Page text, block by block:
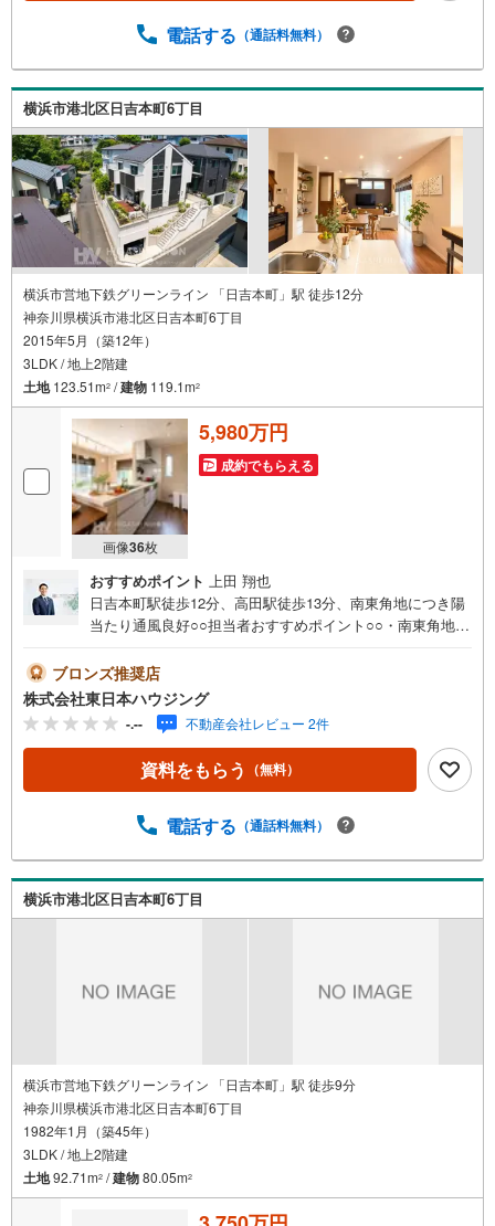
時をご記入ください！【主要不動産流通各社の2025年度中
す】※住宅新報よりたくさんのお客様からのお言葉に感謝し
てこれからも楽しく素敵なお家探しをお約束します。お家
探しを始めてみようと思われたらまずは、お気軽に東宝ハ
ウス町田に相談してみませんか？スタッフ一同お客様のお
問合せをお待ちしております。
電話する （通話料無料）
横浜市港北区日吉本町6丁目
横浜市営地下鉄グリーンライン 「日吉本町」駅 徒歩12分
神奈川県横浜市港北区日吉本町6丁目
2015年5月（築12年）
3LDK / 地上2階建
土地123.51m2 /建物 119.1m2
画像36枚
5,980万円
成約でもらえる
おすすめポイント 上田 翔也
日吉本町駅徒歩12分、高田駅徒歩13分、南東角地につき陽
当たり通風良好○○担当者おすすめポイント○○・南東角地に
い。・「日吉本町」駅徒歩12分、「高田」駅徒歩13分の2
駅利用可能で、通勤・通学にも便利な立地。・角地ならで
はの開放感があり、心地よい陽光と爽やかな風を感じなが
ら暮らせます。・前面道路とのゆとりがあり、採光性・プ
ライバシー性にも配慮された住環境。・地下車庫付きで、
愛車を風雨から守れる安心の設計。敷地を有効活用し、ゆ
いプランをご提案します■無料の住宅ローン事前審査手続は
末年始を除く）上記時間はお電話が繋がりやすくなってお
ります。ぜひお気軽にご連絡下さい！現地を見学される場
合は「室内・現地を見学する（無料）」ボタンよりご希望
ブロンズ推奨店
株式会社東日本ハウジング
-.-- 不動産会社レビュー 2件
資料をもらう （無料）
電話する （通話料無料）
横浜市港北区日吉本町6丁目
横浜市営地下鉄グリーンライン 「日吉本町」駅 徒歩9分
神奈川県横浜市港北区日吉本町6丁目
1982年1月（築45年）
3LDK / 地上2階建
土地92.71m2 /建物80.05m2